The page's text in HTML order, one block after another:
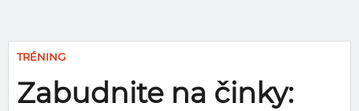
TRÉNING
Zabudnite na činky: